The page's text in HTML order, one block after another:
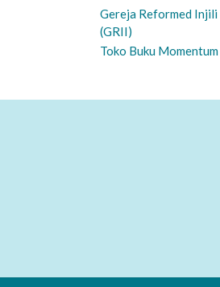
Gereja Reformed
(GRII)
Toko Buku Momentum